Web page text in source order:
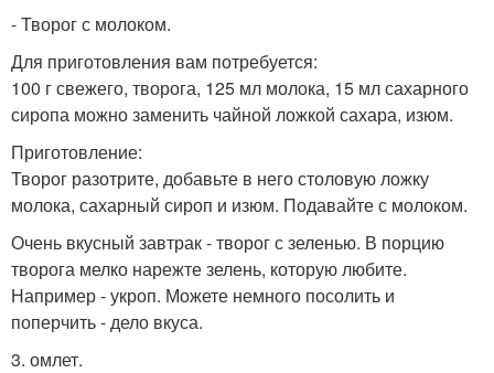
- Творог с молоком.
Для приготовления вам потребуется:
100 г свежего, творога, 125 мл молока, 15 мл сахарного
сиропа можно заменить чайной ложкой сахара, изюм.
Приготовление:
Творог разотрите, добавьте в него столовую ложку
молока, сахарный сироп и изюм. Подавайте с молоком.
Очень вкусный завтрак - творог с зеленью. В порцию
творога мелко нарежте зелень, которую любите.
Например - укроп. Можете немного посолить и
поперчить - дело вкуса.
3. омлет.